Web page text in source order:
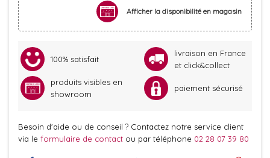
Afficher la disponibilité en magasin
100% satisfait
livraison en France
et click&collect
produits visibles en
showroom
paiement sécurisé
Besoin d'aide ou de conseil ? Contactez notre service client
via le formulaire de contact ou par téléphone 02 28 07 39 80